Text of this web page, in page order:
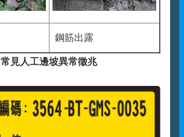
鋼筋出露
常見人工邊坡異常徵兆